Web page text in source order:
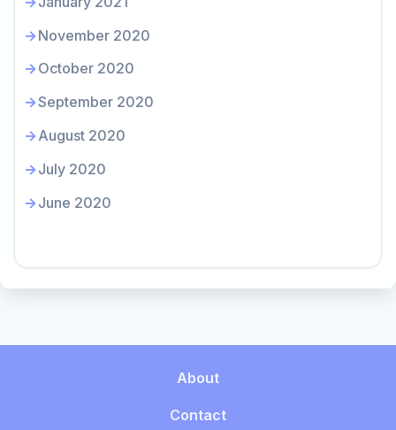
November 2020
October 2020
September 2020
August 2020
July 2020
June 2020
About
Contact